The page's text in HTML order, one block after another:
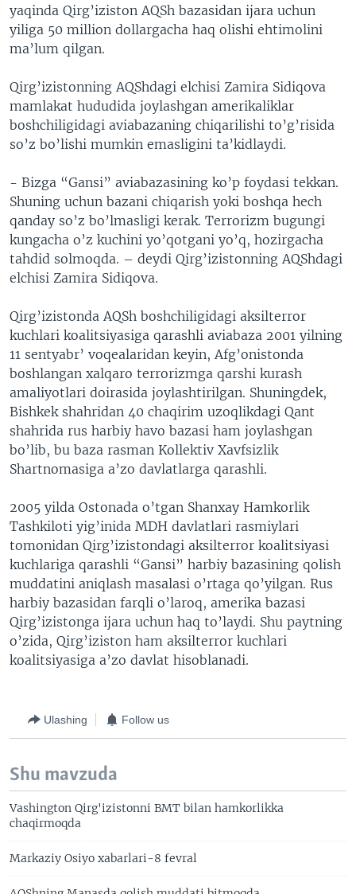
yaqinda Qirg’iziston AQSh bazasidan ijara uchun
yiliga 50 million dollargacha haq olishi ehtimolini
ma’lum qilgan.
Qirg’izistonning AQShdagi elchisi Zamira Sidiqova
mamlakat hududida joylashgan amerikaliklar
boshchiligidagi aviabazaning chiqarilishi to’g’risida
so’z bo’lishi mumkin emasligini ta’kidlaydi.
- Bizga “Gansi” aviabazasining ko’p foydasi tekkan.
Shuning uchun bazani chiqarish yoki boshqa hech
qanday so’z bo’lmasligi kerak. Terrorizm bugungi
kungacha o’z kuchini yo’qotgani yo’q, hozirgacha
tahdid solmoqda. – deydi Qirg’izistonning AQShdagi
elchisi Zamira Sidiqova.
Qirg’izistonda AQSh boshchiligidagi aksilterror
kuchlari koalitsiyasiga qarashli aviabaza 2001 yilning
11 sentyabr’ voqealaridan keyin, Afg’onistonda
boshlangan xalqaro terrorizmga qarshi kurash
amaliyotlari doirasida joylashtirilgan. Shuningdek,
Bishkek shahridan 40 chaqirim uzoqlikdagi Qant
shahrida rus harbiy havo bazasi ham joylashgan
bo’lib, bu baza rasman Kollektiv Xavfsizlik
Shartnomasiga a’zo davlatlarga qarashli.
2005 yilda Ostonada o’tgan Shanxay Hamkorlik
Tashkiloti yig’inida MDH davlatlari rasmiylari
tomonidan Qirg’izistondagi aksilterror koalitsiyasi
kuchlariga qarashli “Gansi” harbiy bazasining qolish
muddatini aniqlash masalasi o’rtaga qo’yilgan. Rus
harbiy bazasidan farqli o’laroq, amerika bazasi
Qirg’izistonga ijara uchun haq to’laydi. Shu paytning
o’zida, Qirg’iziston ham aksilterror kuchlari
koalitsiyasiga a’zo davlat hisoblanadi.
Ulashing Follow us
Shu mavzuda
Vashington Qirg'izistonni BMT bilan hamkorlikka
chaqirmoqda
Markaziy Osiyo xabarlari-8 fevral